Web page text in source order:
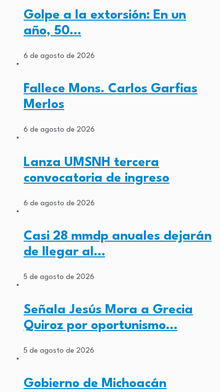
Golpe a la extorsión: En un
año, 50…
6 de agosto de 2026
Fallece Mons. Carlos Garfias
Merlos
6 de agosto de 2026
Lanza UMSNH tercera
convocatoria de ingreso
6 de agosto de 2026
Casi 28 mmdp anuales dejarán
de llegar al…
5 de agosto de 2026
Señala Jesús Mora a Grecia
Quiroz por oportunismo…
5 de agosto de 2026
Gobierno de Michoacán